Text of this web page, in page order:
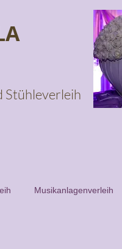
Stühleverleih
Musikanlagenverleih